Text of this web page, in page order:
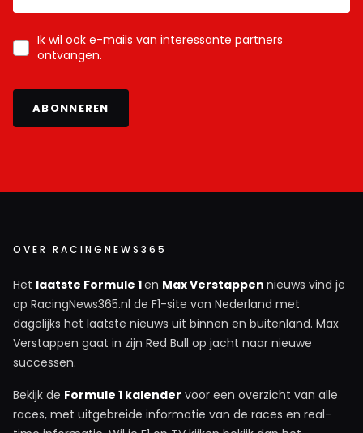
Ik wil ook e-mails van interessante partners
ontvangen.
ABONNEREN
OVER RACINGNEWS365
Het laatste Formule 1en Max Verstappen nieuws vind je
op RacingNews365.nl de F1-site van Nederland met
dagelijks het laatste nieuws uit binnen en buitenland. Max
Verstappen gaat in zijn Red Bull op jacht naar nieuwe
successen.
Bekijk de Formule 1 kalender voor een overzicht van alle
races, met uitgebreide informatie van de races en real-